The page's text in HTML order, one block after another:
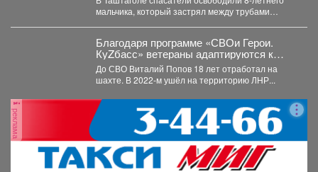
мальчика, который застрял между трубами
Благодаря программе «СВОи Герои.
КуZбасс» ветераны адаптируются к
мирной жизни и находят новый вектор
развития.
До СВО Виталий Попов 18 лет отработал на
шахте. В 2022-м ушёл на территорию ЛНР...
реклама